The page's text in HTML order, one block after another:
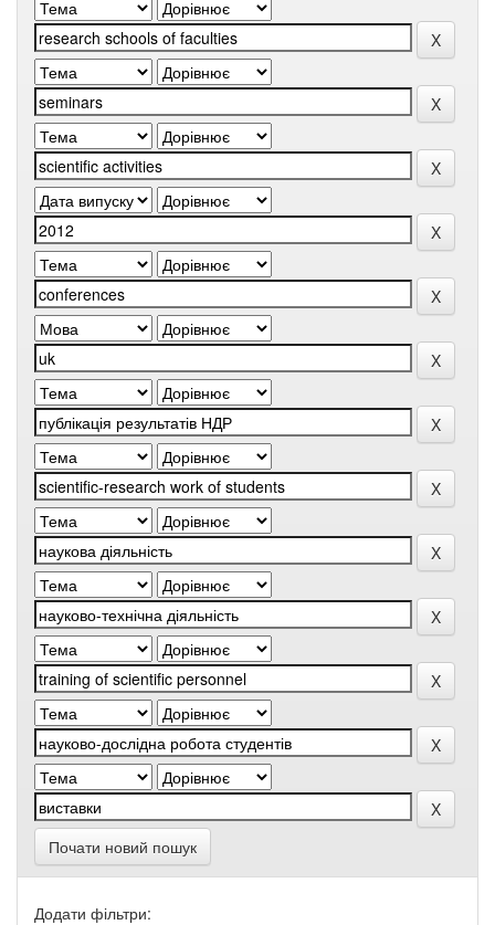
Почати новий пошук
Додати фільтри: